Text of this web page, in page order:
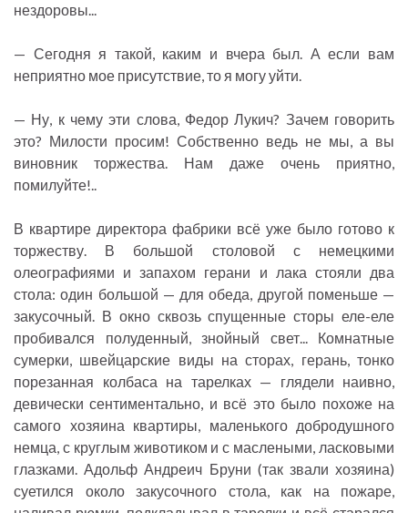
нездоровы...
— Сегодня я такой, каким и вчера был. А если вам
неприятно мое присутствие, то я могу уйти.
— Ну, к чему эти слова, Федор Лукич? Зачем говорить
это? Милости просим! Собственно ведь не мы, а вы
виновник торжества. Нам даже очень приятно,
помилуйте!..
В квартире директора фабрики всё уже было готово к
торжеству. В большой столовой с немецкими
олеографиями и запахом герани и лака стояли два
стола: один большой — для обеда, другой поменьше —
закусочный. В окно сквозь спущенные сторы еле-еле
пробивался полуденный, знойный свет... Комнатные
сумерки, швейцарские виды на сторах, герань, тонко
порезанная колбаса на тарелках — глядели наивно,
девически сентиментально, и всё это было похоже на
самого хозяина квартиры, маленького добродушного
немца, с круглым животиком и с маслеными, ласковыми
глазками. Адольф Андреич Бруни (так звали хозяина)
суетился около закусочного стола, как на пожаре,